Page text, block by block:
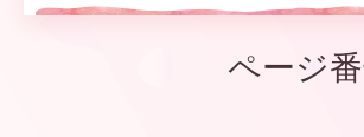
ページ